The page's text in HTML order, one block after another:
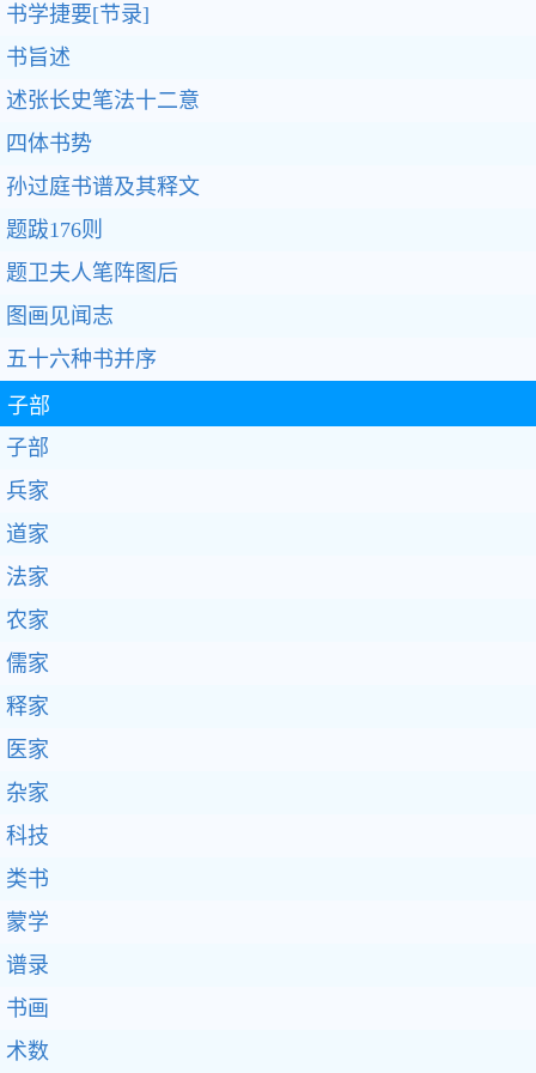
书学捷要[节录]
书旨述
述张长史笔法十二意
四体书势
孙过庭书谱及其释文
题跋176则
题卫夫人笔阵图后
图画见闻志
五十六种书并序
子部
子部
兵家
道家
法家
农家
儒家
释家
医家
杂家
科技
类书
蒙学
谱录
书画
术数